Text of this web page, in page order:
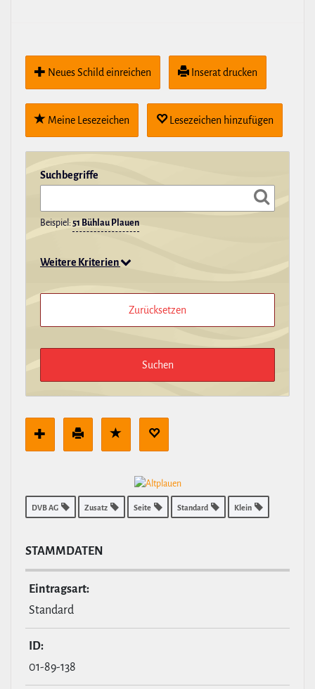
Neues Schild ein­rei­chen Inserat drucken
Meine Lese­zei­chen Lese­zei­chen hin­zu­fügen
Such­be­griffe
Beispiel: 51 Bühlau Plauen
Weitere Kriterien
DVB AG Zusatz Seite Standard Klein
STAMM­DATEN
Ein­tragsart:
Standard
ID:
01-89-138